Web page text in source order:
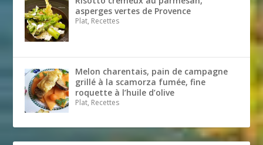
asperges vertes de Provence
Plat, Recettes
Melon charentais, pain de campagne
grillé à la scamorza fumée, fine
roquette à l’huile d’olive
Plat, Recettes